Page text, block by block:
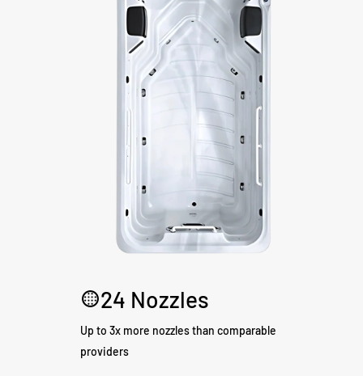
24 Nozzles
Up to 3x more nozzles than comparable
providers